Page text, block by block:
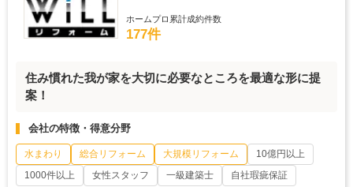
ホームプロ累計成約件数
177件
住み慣れた我が家を大切に必要なところを最適な形に提
案！
会社の特徴・得意分野
水まわり 総合リフォーム 大規模リフォーム
10億円以上
1000件以上
女性スタッフ 一級建築士 自社瑕疵保証